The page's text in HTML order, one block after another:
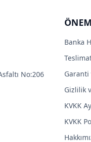
No:206
Banka
Garanti
Gizlilik
KVKK
KVKK